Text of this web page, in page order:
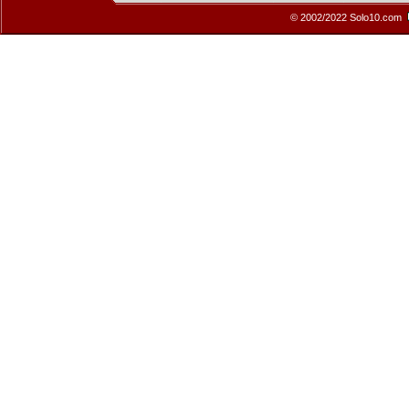
© 2002/2022 Solo10.com